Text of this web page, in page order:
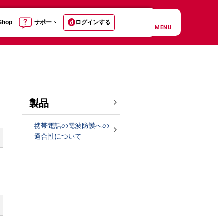
サポート ログインする
MENU
製品
携帯電話の電波防護への
適合性について